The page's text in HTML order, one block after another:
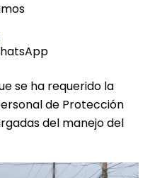
se ha requerido la
de Protección
del manejo del